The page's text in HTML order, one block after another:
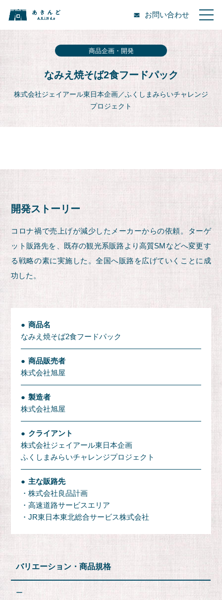
お問い合わせ
商品企画・開発
なみえ焼そば2食フードパック
株式会社ジェイアール東日本企画／ふくしまみらいチャレンジ
プロジェクト
開発ストーリー
コロナ禍で売上げが減少したメーカーからの依頼。ターゲ
ット販路先を、既存の観光系販路より高質SMなどへ変更す
る戦略の素に実施した。全国へ販路を広げていくことに成
功した。
商品名
なみえ焼そば2食フードパック
商品販売者
株式会社旭屋
製造者
株式会社旭屋
クライアント
株式会社ジェイアール東日本企画
ふくしまみらいチャレンジプロジェクト
主な販路先
・株式会社良品計画
・高速道路サービスエリア
・JR東日本東北総合サービス株式会社
バリエーション 商品規格
ー